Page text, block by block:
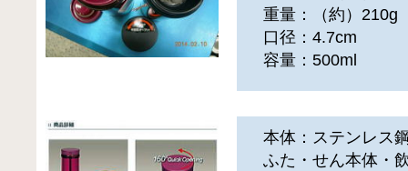
重量：（約）210g
口径：4.7cm
容量：500ml
本体：ステンレス
ふた・せん本体・